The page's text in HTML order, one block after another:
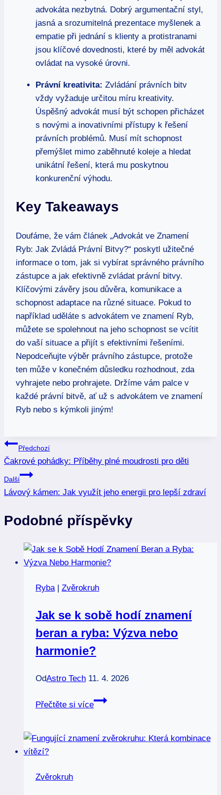
advokáta nezbytná. Dobrý argumentační styl,
jasná a srozumitelná prezentace myšlenek a
empatie při jednání s klienty a protistranami
jsou klíčové dovednosti, které by měl advokát
ovládat na vysoké úrovni.
Právní kreativita: Zvládání právních bitv
vždy vyžaduje určitou míru kreativity.
Úspěšný advokát musí být schopen přicházet
s novými a inovativními přístupy k řešení
právních problémů. Musí mít schopnost
přemýšlet mimo zaběhnuté koleje a hledat
unikátní řešení, která mu poskytnou
konkurenční výhodu.
Key Takeaways
Doufáme, že vám článek „Advokát ve Znamení
Ryb: Jak Zvládá Právní Bitvy?“ poskytl užitečné
informace o tom, jak si vybírat správného právního
zástupce a jak efektivně zvládat právní bitvy.
Klíčovými závěry jsou důvěra, komunikace a
schopnost adaptace na různé situace. Pokud to
například uděláte s advokátem ve znamení Ryb,
můžete se spolehnout na jeho schopnost se vcítit
do vaší situace a přijít s efektivními řešeními.
Nepodceňujte výběr právního zástupce, protože
ten může v konečném důsledku rozhodnout, zda
vyhrajete nebo prohrajete. Držíme vám palce v
každé právní bitvě, ať už s advokátem ve znamení
Ryb nebo s kýmkoli jiným!
Navigace
pro
příspěvek
Předchozí
Čakrové pohádky: Příběhy plné moudrosti pro děti
Další
Lávový kámen: Jak využít jeho energii pro lepší zdraví
Podobné příspěvky
Ryba| Zvěrokruh
Jak se k sobě hodí znamení
beran a ryba: Výzva nebo
harmonie?
OdAstro Tech 11. 4. 2026
Přečtěte si více
Jak
sobě
Zvěrokruh